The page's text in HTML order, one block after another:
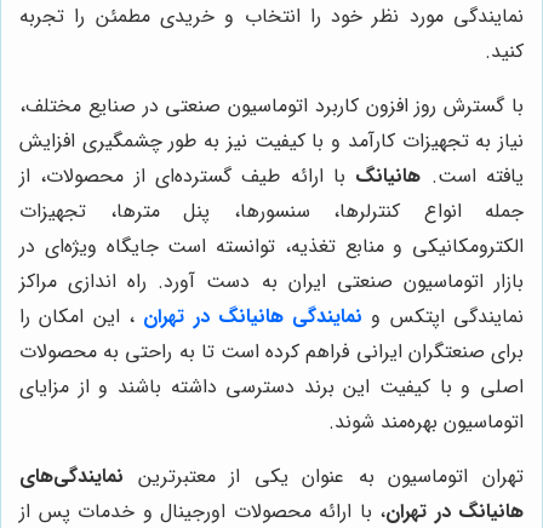
نمایندگی مورد نظر خود را انتخاب و خریدی مطمئن را تجربه
کنید.
با گسترش روز افزون کاربرد اتوماسیون صنعتی در صنایع مختلف،
نیاز به تجهیزات کارآمد و با کیفیت نیز به طور چشمگیری افزایش
یافته است. هانیانگ با ارائه طیف گسترده‌ای از محصولات، از
جمله انواع کنترلرها، سنسورها، پنل مترها، تجهیزات
الکترومکانیکی و منابع تغذیه، توانسته است جایگاه ویژه‌ای در
بازار اتوماسیون صنعتی ایران به دست آورد. راه اندازی مراکز
نمایندگی اپتکس و نمایندگی هانیانگ در تهران ، این امکان را
برای صنعتگران ایرانی فراهم کرده است تا به راحتی به محصولات
اصلی و با کیفیت این برند دسترسی داشته باشند و از مزایای
اتوماسیون بهره‌مند شوند.
تهران اتوماسیون به عنوان یکی از معتبرترین نمایندگی‌های
هانیانگ در تهران، با ارائه محصولات اورجینال و خدمات پس از